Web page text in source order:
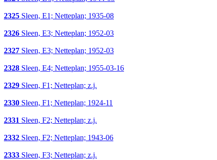
2325 Sleen, E1; Netteplan; 1935-08
2326 Sleen, E3; Netteplan; 1952-03
2327 Sleen, E3; Netteplan; 1952-03
2328 Sleen, E4; Netteplan; 1955-03-16
2329 Sleen, F1; Netteplan; z.j.
2330 Sleen, F1; Netteplan; 1924-11
2331 Sleen, F2; Netteplan; z.j.
2332 Sleen, F2; Netteplan; 1943-06
2333 Sleen, F3; Netteplan; z.j.